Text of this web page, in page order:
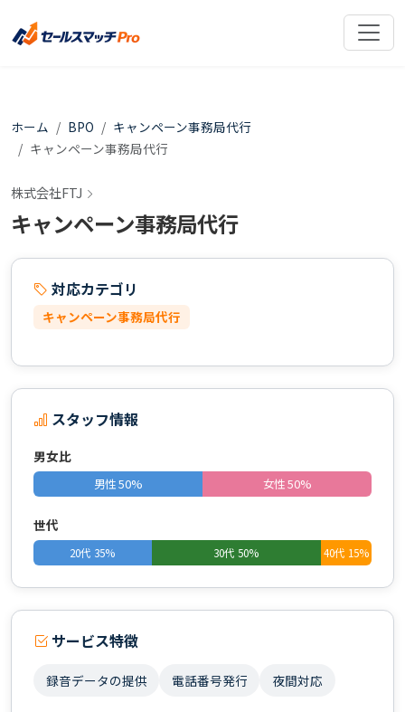
ホーム BPO
キャンペーン事務局代行
キャンペーン事務局代行
株式会社FTJ
キャンペーン事務局代行
対応カテゴリ
キャンペーン事務局代行
スタッフ情報
男女比
男性 50% 女性 50%
世代
20代 35% 30代 50% 40代 15%
サービス特徴
録音データの提供 電話番号発行 夜間対応